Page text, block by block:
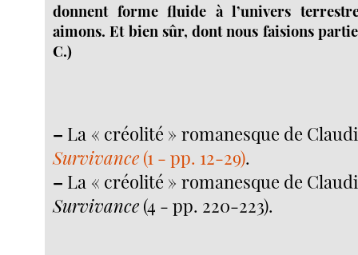
donnent forme fluide à l’univers
aimons. Et bien sûr, dont nous faisions
C.)
– La « créolité » romanesque de
Survivance (1 - pp. 12-29).
– La « créolité » romanesque de
Survivance (4 - pp. 220-223).